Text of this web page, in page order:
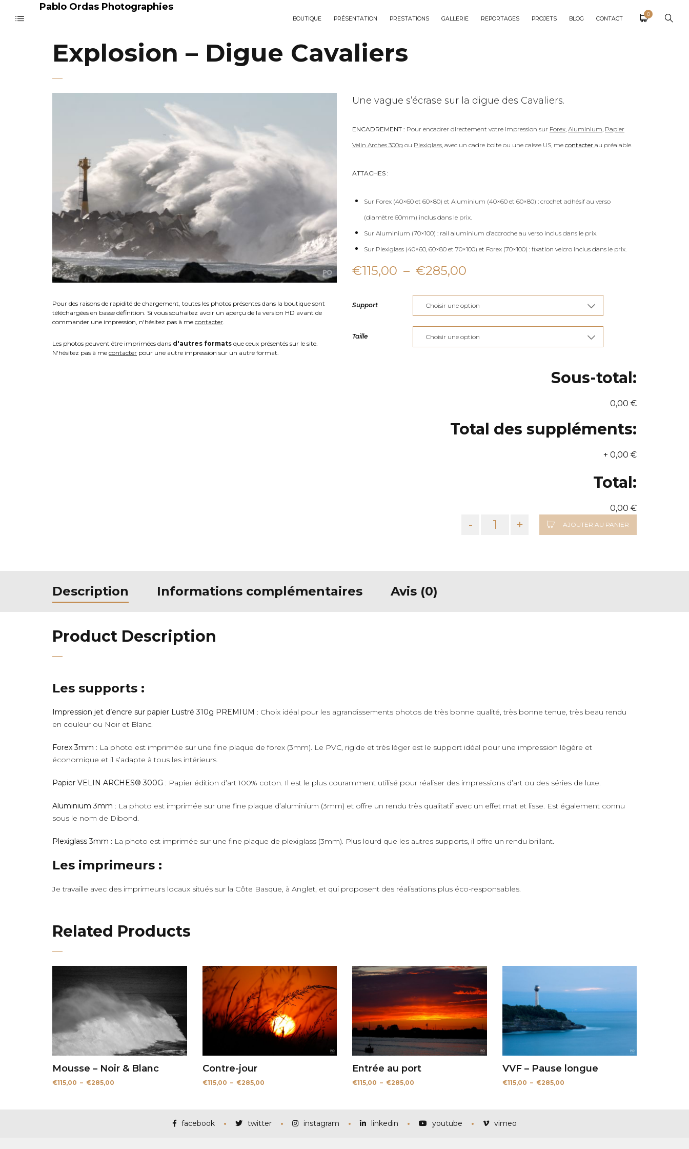
Pablo Ordas Photographies
BOUTIQUE PRÉSENTATION PRESTATIONS GALLERIE REPORTAGES PROJETS BLOG CONTACT
0
Explosion – Digue Cavaliers
Pour des raisons de rapidité de chargement, toutes les photos présentes dans la boutique sont
téléchargées en basse définition. Si vous souhaitez avoir un aperçu de la version HD avant de
commander une impression, n'hésitez pas à me contacter.
Les photos peuvent être imprimées dans d'autres formats que ceux présentés sur le site.
N'hésitez pas à me contacter pour une autre impression sur un autre format.
Une vague s’écrase sur la digue des Cavaliers.
ENCADREMENT : Pour encadrer directement votre impression sur Forex, Aluminium, Papier
Velin Arches 300g ou Plexiglass, avec un cadre boite ou une caisse US, me contacter au préalable.
ATTACHES :
Sur Forex (40×60 et 60×80) et Aluminium (40×60 et 60×80) : crochet adhésif au verso
(diamètre 60mm) inclus dans le prix.
Sur Aluminium (70×100) : rail aluminium d’accroche au verso inclus dans le prix.
Sur Plexiglass (40×60, 60×80 et 70×100) et Forex (70×100) : fixation velcro inclus dans le prix.
€115,00 – €285,00
prix :
€115,00
à
Support
Taille
Sous-total:
0,00 €
Total des suppléments:
+ 0,00 €
Total:
0,00 €
- + AJOUTER AU PANIER
Description Informations complémentaires Avis (0)
Product Description
Les supports :
Impression jet d’encre sur papier Lustré 310g PREMIUM : Choix idéal pour les agrandissements photos de très bonne qualité, très bonne tenue, très beau rendu
en couleur ou Noir et Blanc.
Forex 3mm : La photo est imprimée sur une fine plaque de forex (3mm). Le PVC, rigide et très léger est le support idéal pour une impression légère et
économique et il s’adapte à tous les intérieurs.
Papier VELIN ARCHES® 300G : Papier édition d’art 100% coton. Il est le plus couramment utilisé pour réaliser des impressions d’art ou des séries de luxe.
Aluminium 3mm : La photo est imprimée sur une fine plaque d’aluminium (3mm) et offre un rendu très qualitatif avec un effet mat et lisse. Est également connu
sous le nom de Dibond.
Plexiglass 3mm : La photo est imprimée sur une fine plaque de plexiglass (3mm). Plus lourd que les autres supports, il offre un rendu brillant.
Les imprimeurs :
Je travaille avec des imprimeurs locaux situés sur la Côte Basque, à Anglet, et qui proposent des réalisations plus éco-responsables.
Related Products
Mousse – Noir & Blanc
€115,00 – €285,00
Contre-jour
€115,00 – €285,00Plage
€285,00
Entrée au port
€115,00 – €285,00
€285,00
VVF – Pause longue
€115,00 – €285,00Plage
facebook twitter instagram linkedin youtube vimeo